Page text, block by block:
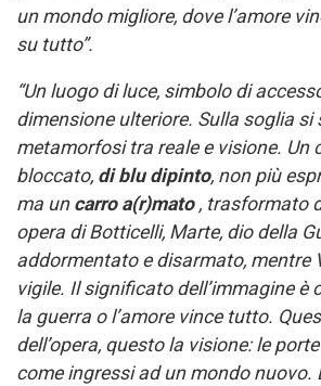
un mondo migliore, dove l’amore
su tutto”.
“Un luogo di luce, simbolo di
dimensione ulteriore. Sulla soglia si
metamorfosi tra reale e visione. Un
bloccato, di blu dipinto, non più
ma un carro a(r)mato, trasformato
opera di Botticelli, Marte, dio della
addormentato e disarmato, mentre
vigile. Il significato dell’immagine è
la guerra o l’amore vince tutto.
dell’opera, questo la visione: le
come ingressi ad un mondo nuovo.